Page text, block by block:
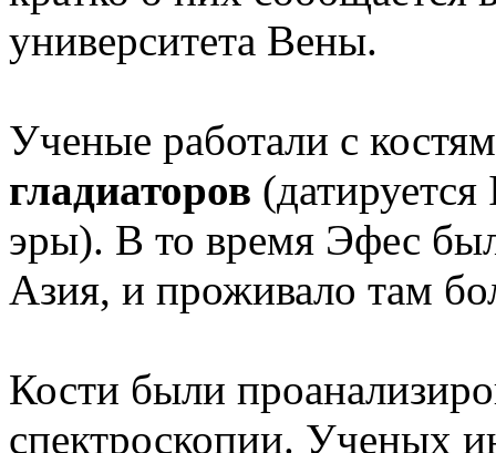
университета Вены.
Ученые работали с
гладиаторов
эры). В то время Эфес
Азия, и проживало там
Кости были
спектроскопии. Ученых